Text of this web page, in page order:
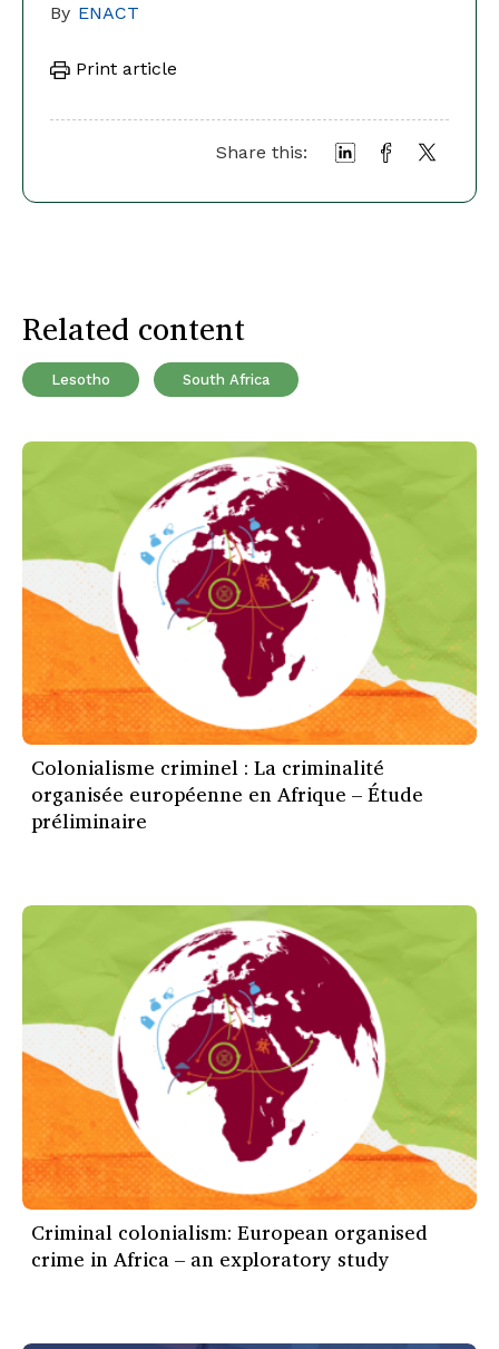
By ENACT
Print article
Share this:
Related content
Lesotho South Africa
Colonialisme criminel : La criminalité
organisée européenne en Afrique – Étude
préliminaire
Criminal colonialism: European organised
crime in Africa – an exploratory study